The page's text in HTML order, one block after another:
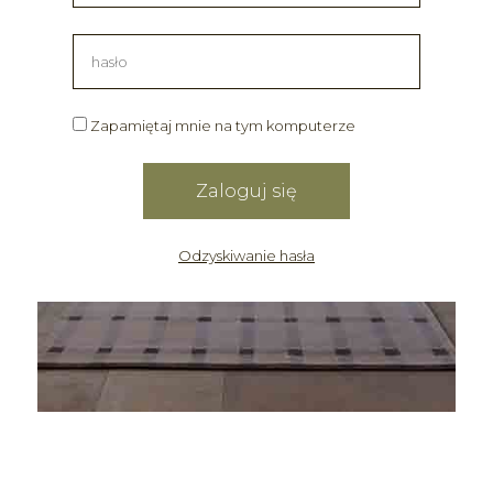
Zapamiętaj mnie na tym komputerze
Odzyskiwanie hasła